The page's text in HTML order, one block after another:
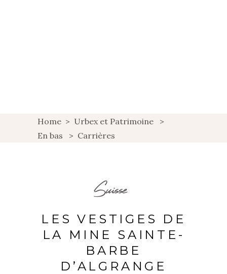
Home > Urbex et Patrimoine
>
En bas
> Carrières
Suisse
LES VESTIGES DE
LA MINE SAINTE-
BARBE
D’ALGRANGE